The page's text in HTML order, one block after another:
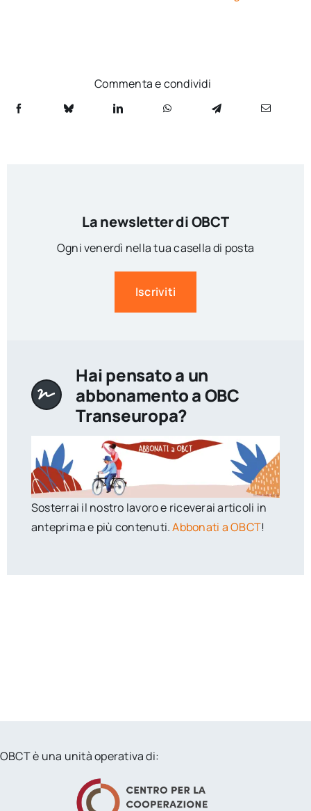
Commenta e condividi
La newsletter di OBCT
Ogni venerdì nella tua casella di posta
Iscriviti
Hai pensato a un
abbonamento a OBC
Transeuropa?
Sosterrai il nostro lavoro e riceverai articoli in
anteprima e più contenuti.Abbonati a OBCT!
OBCT è una unità operativa di: